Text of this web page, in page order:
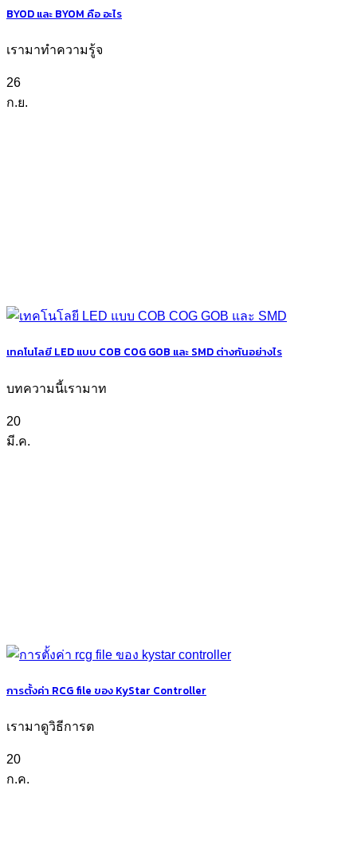
BYOD และ BYOM คือ อะไร
เรามาทำความรู้จ
26
ก.ย.
เทคโนโลยี LED แบบ COB COG GOB และ SMD ต่างกันอย่างไร
บทความนี้เรามาท
20
มี.ค.
การตั้งค่า RCG file ของ KyStar Controller
เรามาดูวิธีการต
20
ก.ค.